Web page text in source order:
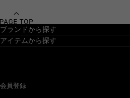
ブランドから探す
アイテムから探す
会員登録